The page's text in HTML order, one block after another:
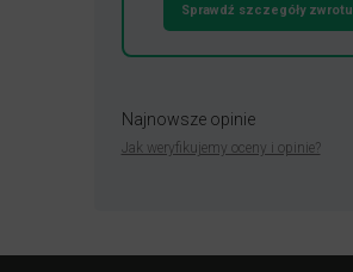
Sprawdź szczegóły zwrotu
Najnowsze opinie
Jak weryfikujemy oceny i opinie?